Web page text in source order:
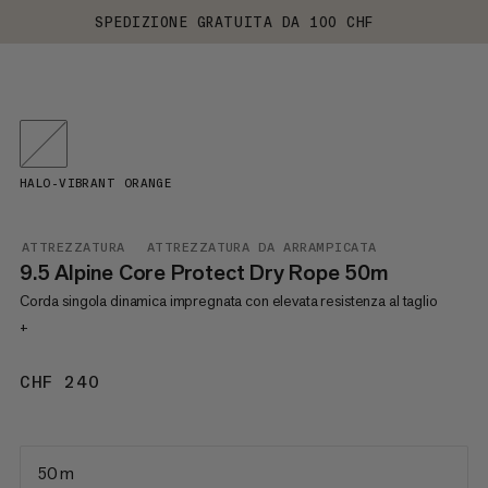
SPEDIZIONE GRATUITA DA 100 CHF
ATTREZZATURA ATTREZZATURA DA ARRAMPICATA
9.5 Alpine Core Protect Dry Rope 50m
Corda singola dinamica impregnata con elevata resistenza al taglio
+
CHF 240
HALO-VIBRANT ORANGE
50 m